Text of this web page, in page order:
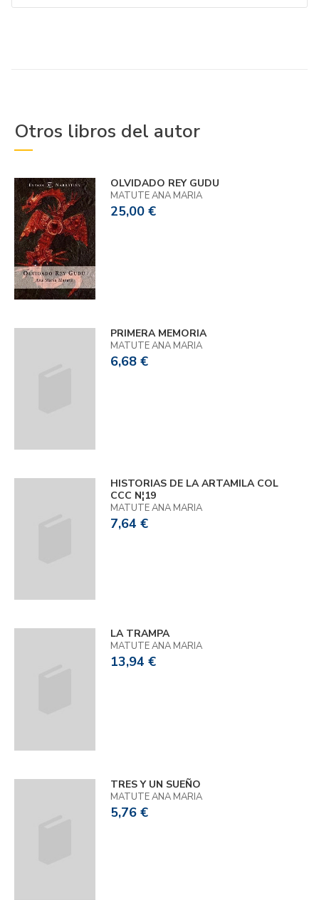
Otros libros del autor
OLVIDADO REY GUDU
MATUTE ANA MARIA
25,00 €
PRIMERA MEMORIA
MATUTE ANA MARIA
6,68 €
HISTORIAS DE LA ARTAMILA COL
CCC N¦19
MATUTE ANA MARIA
7,64 €
LA TRAMPA
MATUTE ANA MARIA
13,94 €
TRES Y UN SUEÑO
MATUTE ANA MARIA
5,76 €